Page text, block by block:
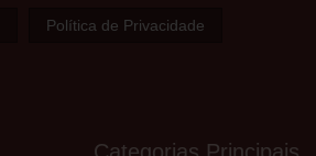
Política de Privacidade